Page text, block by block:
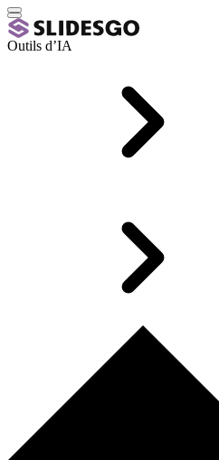
Outils d’IA